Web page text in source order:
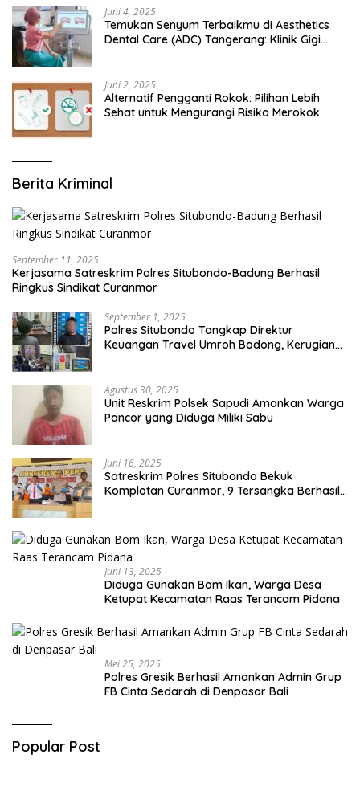
Juni 4, 2025
Temukan Senyum Terbaikmu di Aesthetics
Dental Care (ADC) Tangerang: Klinik Gigi
Juni 2, 2025
Alternatif Pengganti Rokok: Pilihan Lebih
Sehat untuk Mengurangi Risiko Merokok
Berita Kriminal
September 11, 2025
Kerjasama Satreskrim Polres Situbondo-Badung Berhasil
Ringkus Sindikat Curanmor
September 1, 2025
Polres Situbondo Tangkap Direktur
Keuangan Travel Umroh Bodong, Kerugian
Agustus 30, 2025
Unit Reskrim Polsek Sapudi Amankan Warga
Pancor yang Diduga Miliki Sabu
Juni 16, 2025
Satreskrim Polres Situbondo Bekuk
Komplotan Curanmor, 9 Tersangka Berhasil
Juni 13, 2025
Diduga Gunakan Bom Ikan, Warga Desa
Ketupat Kecamatan Raas Terancam Pidana
Mei 25, 2025
Polres Gresik Berhasil Amankan Admin Grup
FB Cinta Sedarah di Denpasar Bali
Popular Post